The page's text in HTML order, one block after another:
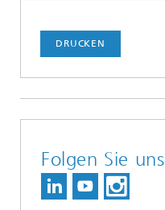
DRUCKEN
Folgen Sie uns